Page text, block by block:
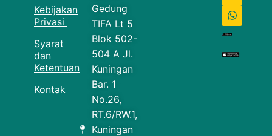
Kebijakan
Privasi
Syarat
dan
Ketentuan
Kontak
Gedung
TIFA Lt 5
Blok 502-
504 A Jl.
Kuningan
Bar. 1
No.26,
RT.6/RW.1,
Kuningan